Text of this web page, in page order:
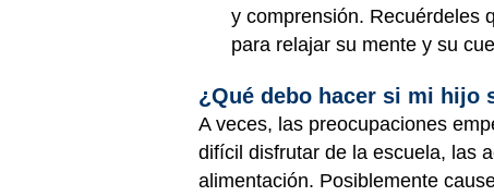
y comprensión. Recuérdeles
para relajar su mente y su
¿Qué debo hacer si mi hijo
A veces, las preocupaciones
difícil disfrutar de la escuela, las
alimentación. Posiblemente